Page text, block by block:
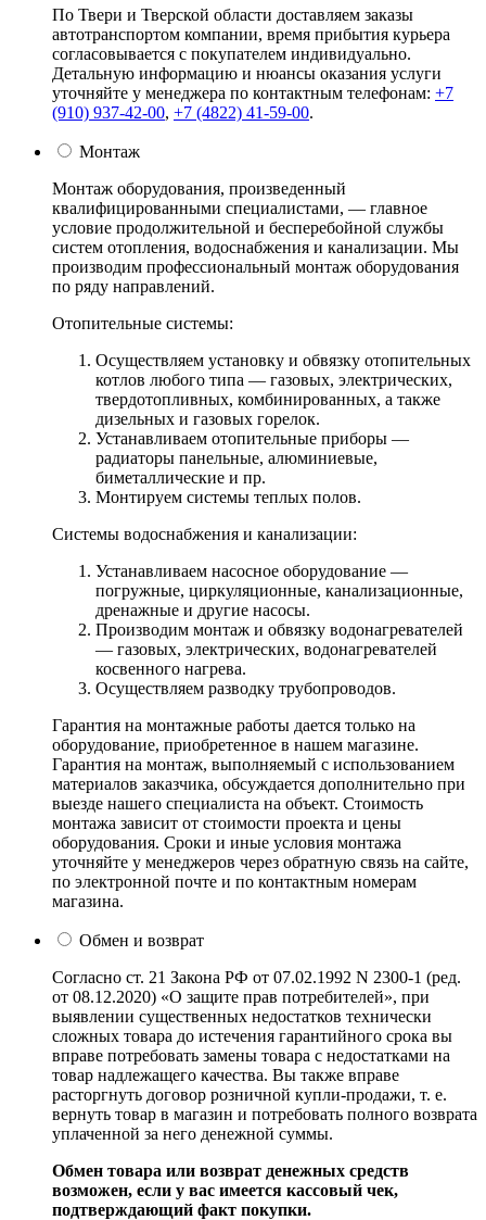
По Твери и Тверской области доставляем заказы
автотранспортом компании, время прибытия курьера
согласовывается с покупателем индивидуально.
Детальную информацию и нюансы оказания услуги
уточняйте у менеджера по контактным телефонам: +7
(910) 937-42-00, +7 (4822) 41-59-00.
Монтаж
Монтаж оборудования, произведенный
квалифицированными специалистами, — главное
условие продолжительной и бесперебойной службы
систем отопления, водоснабжения и канализации. Мы
производим профессиональный монтаж оборудования
по ряду направлений.
Отопительные системы:
Осуществляем установку и обвязку отопительных
котлов любого типа — газовых, электрических,
твердотопливных, комбинированных, а также
дизельных и газовых горелок.
Устанавливаем отопительные приборы —
радиаторы панельные, алюминиевые,
биметаллические и пр.
Монтируем системы теплых полов.
Системы водоснабжения и канализации:
Устанавливаем насосное оборудование —
погружные, циркуляционные, канализационные,
дренажные и другие насосы.
Производим монтаж и обвязку водонагревателей
— газовых, электрических, водонагревателей
косвенного нагрева.
Осуществляем разводку трубопроводов.
Гарантия на монтажные работы дается только на
оборудование, приобретенное в нашем магазине.
Гарантия на монтаж, выполняемый с использованием
материалов заказчика, обсуждается дополнительно при
выезде нашего специалиста на объект. Стоимость
монтажа зависит от стоимости проекта и цены
оборудования. Сроки и иные условия монтажа
уточняйте у менеджеров через обратную связь на сайте,
по электронной почте и по контактным номерам
магазина.
Обмен и возврат
Согласно ст. 21 Закона РФ от 07.02.1992 N 2300-1 (ред.
от 08.12.2020) «О защите прав потребителей», при
выявлении существенных недостатков технически
сложных товара до истечения гарантийного срока вы
вправе потребовать замены товара с недостатками на
товар надлежащего качества. Вы также вправе
расторгнуть договор розничной купли-продажи, т. е.
вернуть товар в магазин и потребовать полного возврата
уплаченной за него денежной суммы.
Обмен товара или возврат денежных средств
возможен, если у вас имеется кассовый чек,
подтверждающий факт покупки.